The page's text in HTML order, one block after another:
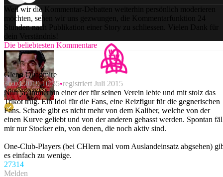
Weil wir die Kommentar-Debatten weiterhin persönlich moderieren
möchten, sehen wir uns gezwungen, die Kommentarfunktion 24
Stunden nach Publikation einer Story zu schliessen. Vielen Dank für
dein Verständnis!
Die beliebtesten Kommentare
Glenn Quagmire
30.04.2019 10:35 registriert Juli 2015
Nun ja, immerhin einer der für seinen Verein lebte und mit stolz das
Trikot trug. Ein Idol für die Fans, eine Reizfigur für die gegnerischen
Fans. Schade gibt es nicht mehr von dem Kaliber, welche von der
einen Kurve geliebt und von der anderen gehasst werden. Spontan
mir nur Stocker ein, von denen, die noch aktiv sind.
One-Club-Players (bei CHlern mal vom Auslandeinsatz abgsehen)
es einfach zu wenige.
27314
Melden